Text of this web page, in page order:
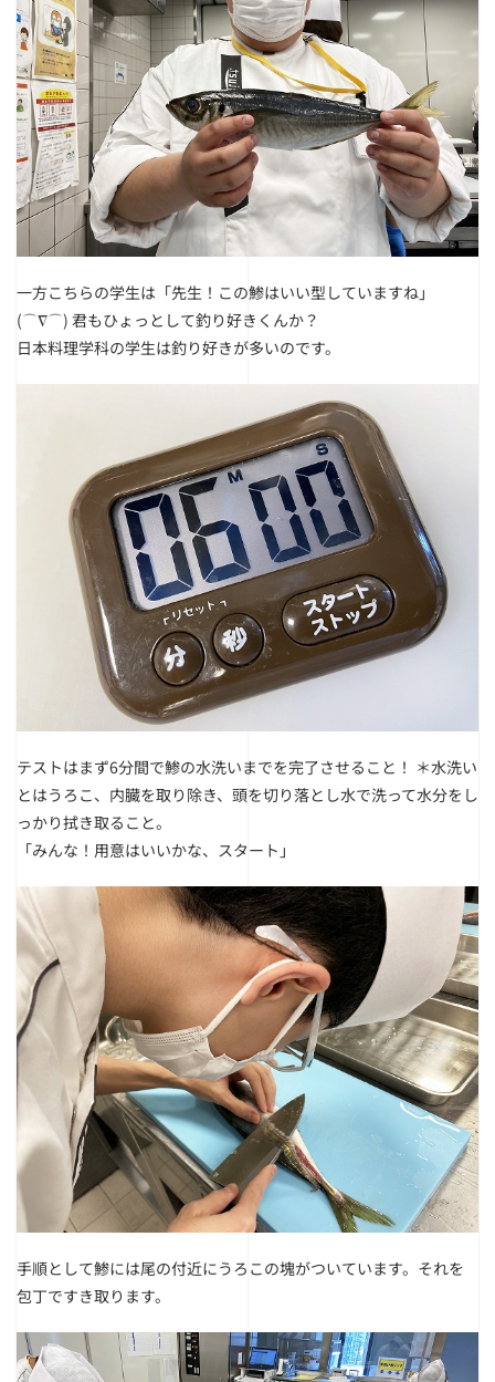
一方こちらの学生は「先生！この鯵はいい型していますね」
(⌒∇⌒) 君もひょっとして釣り好きくんか？
日本料理学科の学生は釣り好きが多いのです。
テストはまず6分間で鯵の水洗いまでを完了させること！ ＊水洗い
とはうろこ、内臓を取り除き、頭を切り落とし水で洗って水分をし
っかり拭き取ること。
「みんな！用意はいいかな、スタート」
手順として鯵には尾の付近にうろこの塊がついています。それを
包丁ですき取ります。